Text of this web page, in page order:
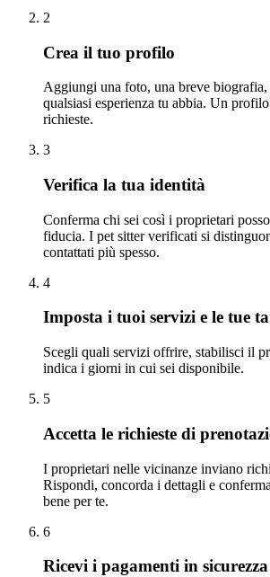
2
Crea il tuo profilo
Aggiungi una foto, una breve
qualsiasi esperienza tu abbia. Un
richieste.
3
Verifica la tua identità
Conferma chi sei così i proprietari
fiducia. I pet sitter verificati si
contattati più spesso.
4
Imposta i tuoi servizi e le tue
Scegli quali servizi offrire, stabilisci il
indica i giorni in cui sei disponibile.
5
Accetta le richieste di
I proprietari nelle vicinanze inviano
Rispondi, concorda i dettagli e
bene per te.
6
Ricevi i pagamenti in sicurezza